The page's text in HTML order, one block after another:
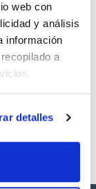
web con
y análisis
información
a
detalles
son
en stock,